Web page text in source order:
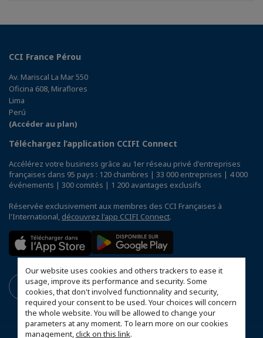
Our website uses cookies and others trackers to ease it
usage, improve its performance and security. Some
cookies, that don't involved functionnality and security,
required your consent to be used. Your choices will concern
the whole website. You will be allowed to change your
parameters at any moment. To learn more on our cookies
management,click on this link.
CCI France Pérou
Av. Mariscal La Mar 550
Oficina 608, Miraflores
Lima
Perú
(Accéder au plan)
Téléchargez l’application CCIFI Connect
Accélérez votre business grâce au 1er réseau privé d'entreprises
françaises dans 95 pays : 120 chambres | 33 000 entreprises | 4 000
événements | 300 comités | 1 200 avantages exclusifs
Réservée exclusivement aux membres des CCI Françaises à
l'International, découvrez l'app CCIFI Connect.